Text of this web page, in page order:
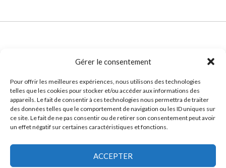
Gérer le consentement
Pour offrir les meilleures expériences, nous utilisons des technologies
telles que les cookies pour stocker et/ou accéder aux informations des
appareils. Le fait de consentir à ces technologies nous permettra de traiter
des données telles que le comportement de navigation ou les ID uniques sur
ce site. Le fait de ne pas consentir ou de retirer son consentement peut avoir
un effet négatif sur certaines caractéristiques et fonctions.
ACCEPTER
Services offerts dans les régions de Montréal, Laval, Repentigny, Saint-Jérôme,
Longueuil, Joliette, Terrebonne, Mascouche, Sainte-Thérèse, Saint-Eustache,
Blainville, Rosemère, Boisbriand, Mirabel, Sainte-Adèle, Deux-Montagnes et
plusieurs autres.
Avis Important: L’information présentée sur le présent site est de nature
générale et n’a pas pour objet de remplacer ou de pallier le besoin de
Pour plus d'informations, communiquez avec Me Micheline Paradis au (514)
235-0783